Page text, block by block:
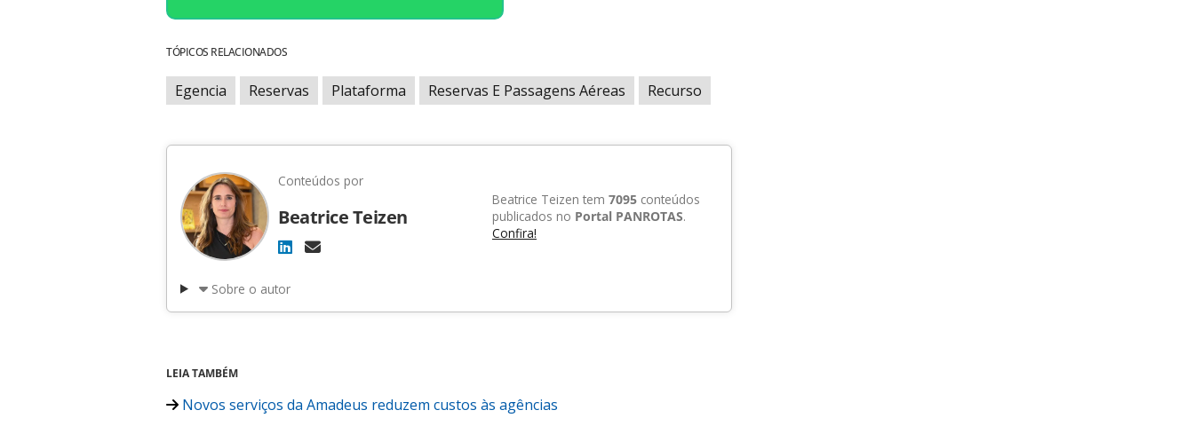
TÓPICOS RELACIONADOS
Egencia Reservas Plataforma Reservas E Passagens Aéreas Recurso
Conteúdos por
Beatrice Teizen
Beatrice Teizen tem 7095 conteúdos
publicados no Portal PANROTAS.
Confira!
Sobre o autor
LEIA TAMBÉM
Novos serviços da Amadeus reduzem custos às agências